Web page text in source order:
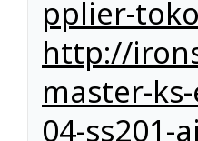
pplier-
http://
master-
04-